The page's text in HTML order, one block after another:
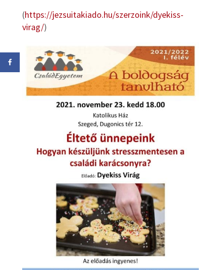
(https://jezsuitakiado.hu/szerzoink/dyekiss-
virag/)